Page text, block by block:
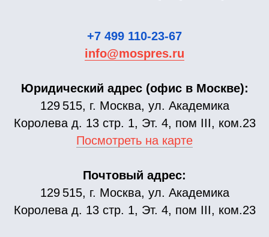
+7 499 110-23-67
info@mospres.ru
Юридический адрес (офис в Москве):
129 515, г. Москва, ул. Академика
Королева д. 13 стр. 1, Эт. 4, пом III, ком.23
Посмотреть на карте
Почтовый адрес:
129 515, г. Москва, ул. Академика
Королева д. 13 стр. 1, Эт. 4, пом III, ком.23